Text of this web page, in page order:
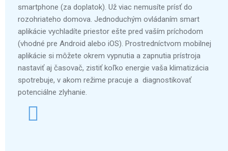
smartphone (za doplatok). Už viac nemusíte prísť do
rozohriateho domova. Jednoduchým ovládaním smart
aplikácie vychladíte priestor ešte pred vaším príchodom
(vhodné pre Android alebo iOS). Prostredníctvom mobilnej
aplikácie si môžete okrem vypnutia a zapnutia prístroja
nastaviť aj časovač, zistiť koľko energie vaša klimatizácia
spotrebuje, v akom režime pracuje a diagnostikovať
potenciálne zlyhanie.